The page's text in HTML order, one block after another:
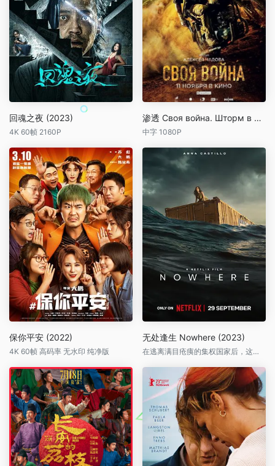
回魂之夜 (2023)
4K 60帧 2160P
渗透 Своя война. Шторм в пустыне (2022)
中字 1080P
保你平安 (2022)
4K 60帧 高码率 无水印 纯净版
无处逢生 Nowhere (2023)
在逃离满目疮痍的集权国家后，这名孕妇被困在集装箱中，孤身一人在海上漂泊，奋力求生。